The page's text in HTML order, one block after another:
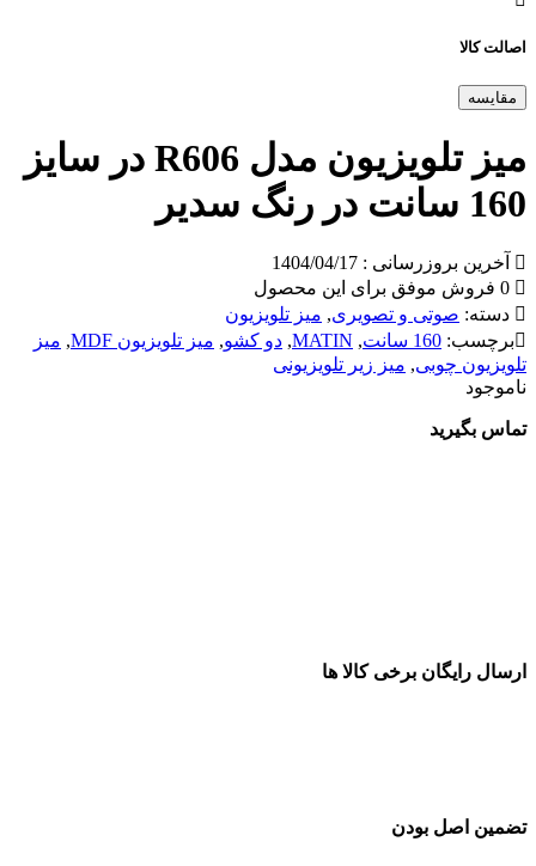
اصالت کالا
مقایسه
میز تلویزیون مدل R606 در سایز
160 سانت در رنگ سدیر
آخرین بروزرسانی : 1404/04/17
دسته: صوتی و تصویری, میز تلویزیون
برچسب: 160 سانت ,
MATIN
, دو کشو, میز تلویزیون MDF , میز
تلویزیون چوبی, میز زیر تلویزیونی
ناموجود
تماس بگیرید
ارسال رایگان برخی کالا ها
تضمین اصل بودن